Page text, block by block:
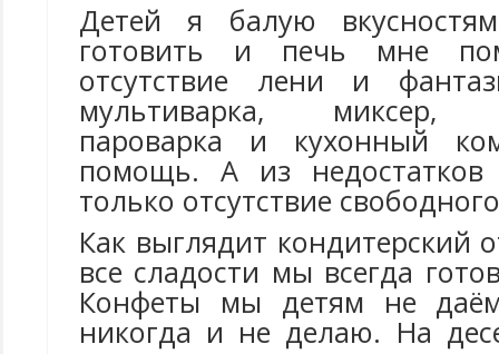
Детей я балую
готовить и печь мне
отсутствие лени и
мультиварка, миксер,
пароварка и кухонный
помощь. А из
только отсутствие
Как выглядит кондитерский
все сладости мы всегда
Конфеты мы детям не
никогда и не делаю. На